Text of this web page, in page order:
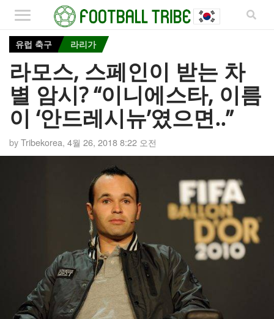
유럽 축구 라리가
라모스, 스페인이 받는 차
별 암시? “이니에스타, 이름
이 ‘안드레시뉴’였으면..”
byTribekorea, 4월 26, 2018 8:22 오전